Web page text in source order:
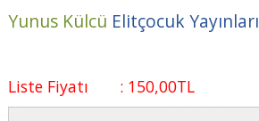
Yunus Külcü Elitçocuk Yayınları
Liste Fiyatı : 150,00TL